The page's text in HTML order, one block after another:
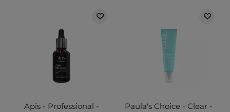
Apis - Professional -
Paula's Choice - Clear -